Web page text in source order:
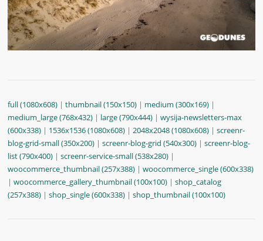
full (1080x608) |thumbnail (150x150) | medium (300x169) |
medium_large (768x432) | large (790x444) |wysija-newsletters-max
(600x338) | 1536x1536 (1080x608) |2048x2048 (1080x608) |screenr-
blog-grid-small (350x200) |screenr-blog-grid (540x300) |screenr-blog-
list (790x400) |screenr-service-small (538x280) |
woocommerce_thumbnail (257x388) |woocommerce_single (600x338)
|woocommerce_gallery_thumbnail (100x100) |shop_catalog
(257x388) |shop_single (600x338) |shop_thumbnail (100x100)